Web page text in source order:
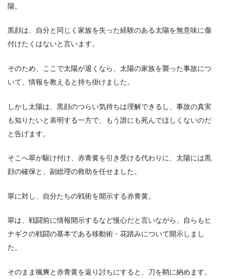
陽。
黒顔は、自分と同じく家族を失った経験のある太陽を無意味に傷
付けたくはないと言います。
そのため、ここで太陽が退くなら、太陽の家族を襲った事故につ
いて、情報を教えると持ち掛けました。
しかし太陽は、黒顔のつらい気持ちは理解できるし、事故の真実
も知りたいと表明する一方で、もう誰にも死んでほしくないのだ
と告げます。
そこへ翠が駆け付け、赤青黄を引き受ける代わりに、太陽には黒
顔の確保と、副総理の救助を任せました。
翠に対し、自分たちの戦術を開示する赤青黄。
翠は、戦闘前に情報開示するなど慢心だと言いながら、自らもヒ
ナギクの戦闘の基本である移動術・花踏みについて開示しまし
た。
そのまま颯爽と赤青黄を返り討ちにすると、刀を鞘に納めます。